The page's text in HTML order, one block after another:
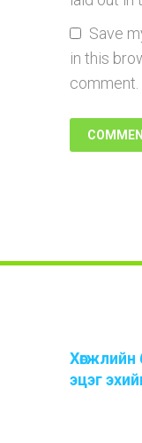
Save
in this
comment.
эцэг